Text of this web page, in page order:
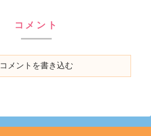
コメント
コメントを書き込む